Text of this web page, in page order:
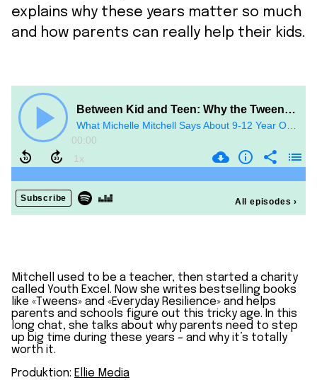
explains why these years matter so much
and how parents can really help their kids.
Mitchell used to be a teacher, then started a charity
called Youth Excel. Now she writes bestselling books
like «Tweens» and «Everyday Resilience» and helps
parents and schools figure out this tricky age. In this
long chat, she talks about why parents need to step
up big time during these years – and why it’s totally
worth it.
Produktion: Ellie Media